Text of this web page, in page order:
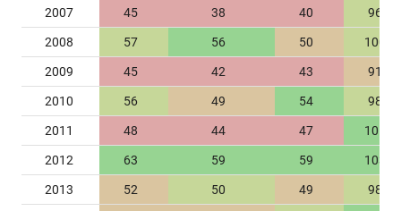
2007 45 38 40 96
2008 57 56 50 100
2009 45 42 43 91
2010 56 49 54 98
2011 48 44 47 105
2012 63 59 59 103
2013 52 50 49 98